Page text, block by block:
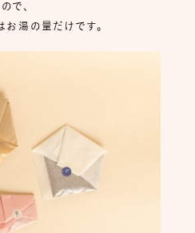
ので、
お湯の量だけです。